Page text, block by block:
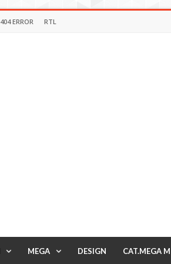
404 ERROR RTL
MEGA DESIGN CAT.MEGA